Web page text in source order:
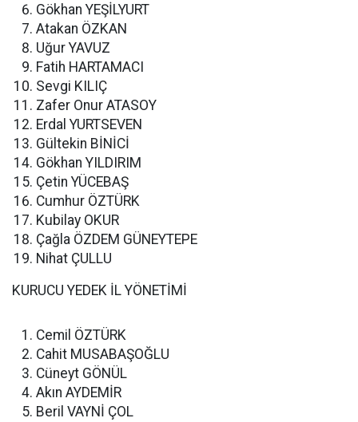
Gökhan YEŞİLYURT
Atakan ÖZKAN
Uğur YAVUZ
Fatih HARTAMACI
Sevgi KILIÇ
Zafer Onur ATASOY
Erdal YURTSEVEN
Gültekin BİNİCİ
Gökhan YILDIRIM
Çetin YÜCEBAŞ
Cumhur ÖZTÜRK
Kubilay OKUR
Çağla ÖZDEM GÜNEYTEPE
Nihat ÇULLU
KURUCU YEDEK İL YÖNETİMİ
Cemil ÖZTÜRK
Cahit MUSABAŞOĞLU
Cüneyt GÖNÜL
Akın AYDEMİR
Beril VAYNİ ÇOL